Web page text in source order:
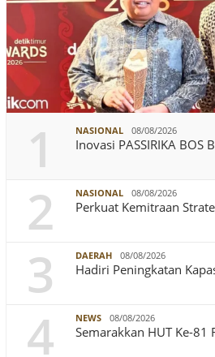
1 NASIONAL 08/08/2026
Inovasi PASSIRIKA BOS
2 NASIONAL 08/08/2026
Perkuat Kemitraan
3 DAERAH 08/08/2026
Hadiri Peningkatan
4 NEWS 08/08/2026
Semarakkan HUT Ke-81